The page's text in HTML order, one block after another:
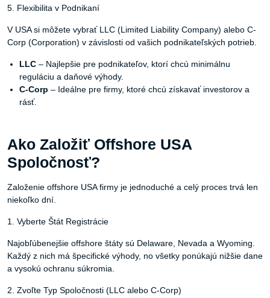
5. Flexibilita v Podnikaní
V USA si môžete vybrať LLC (Limited Liability Company) alebo C-
Corp (Corporation) v závislosti od vašich podnikateľských potrieb.
LLC – Najlepšie pre podnikateľov, ktorí chcú minimálnu
reguláciu a daňové výhody.
C-Corp – Ideálne pre firmy, ktoré chcú získavať investorov a
rásť.
Ako Založiť Offshore USA
Spoločnosť?
Založenie offshore USA firmy je jednoduché a celý proces trvá len
niekoľko dní.
1. Vyberte Štát Registrácie
Najobľúbenejšie offshore štáty sú Delaware, Nevada a Wyoming.
Každý z nich má špecifické výhody, no všetky ponúkajú nižšie dane
a vysokú ochranu súkromia.
2. Zvoľte Typ Spoločnosti (LLC alebo C-Corp)